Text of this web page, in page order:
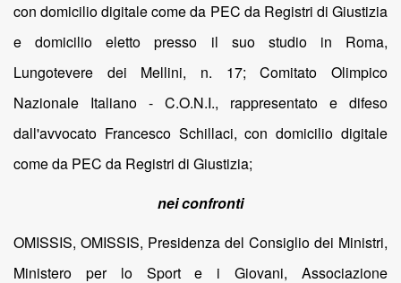
con domicilio digitale come da PEC da Registri di Giustizia
e domicilio eletto presso il suo studio in Roma,
Lungotevere dei Mellini, n. 17; Comitato Olimpico
Nazionale Italiano - C.O.N.I., rappresentato e difeso
dall'avvocato Francesco Schillaci, con domicilio digitale
come da PEC da Registri di Giustizia;
nei confronti
OMISSIS, OMISSIS, Presidenza del Consiglio dei Ministri,
Ministero per lo Sport e i Giovani, Associazione